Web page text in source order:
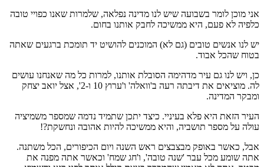
אני מוכן לומר בשבועה שיש לנו מדינה נפלאה, שלמרות שאנו כפויי טובה
כלפיה לא פעם, היא ממשיכה לחבק אותנו בחום.
יש לנו אנשים טובים (גם לא) המוכנים להושיט יד תומכת ברגעים שאתה
בטוח שהכל אבוד.
כן, ויש לנו גם עיר מדהימה הסובלת אותנו, למרות כל מה שאנחנו עושים
לה. מוציאים את דיבתה רעה ב'וואלה' ו'ערוץ 10 ו-2', אצל יואב יצחק
ומבקר המדינה.
העיר הזאת היא פלא בעיניי. כיצד יתכן שתמיד נדמה שמספר משמיציה
עולה על מספר תושביה, והיא ממשיכה להיות אהובה ונחשקת?!
אבל, כאשר באופק מבצבצים ראש השנה ויום הכיפורים, הכל משתנה.
אתה שומע מכל עבר 'שנה טובה', ו'חג שמח' וכאשר אתה מפנה את